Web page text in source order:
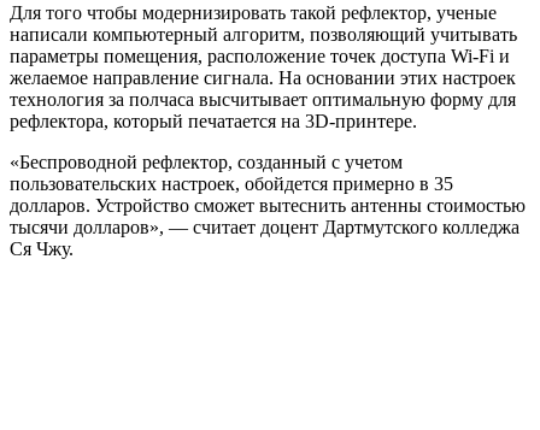
Для того чтобы модернизировать такой рефлектор, ученые
написали компьютерный алгоритм, позволяющий учитывать
параметры помещения, расположение точек доступа Wi-Fi и
желаемое направление сигнала. На основании этих настроек
технология за полчаса высчитывает оптимальную форму для
рефлектора, который печатается на 3D-принтере.
«Беспроводной рефлектор, созданный с учетом
пользовательских настроек, обойдется примерно в 35
долларов. Устройство сможет вытеснить антенны стоимостью
тысячи долларов», — считает доцент Дартмутского колледжа
Ся Чжу.